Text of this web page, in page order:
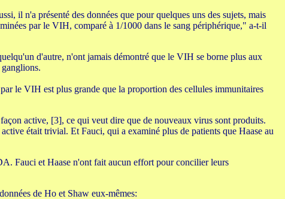
il n'a présenté des données que pour quelques uns des sujets, mais
par le VIH, comparé à 1/1000 dans le sang périphérique," a-t-il
d'autre, n'ont jamais démontré que le VIH se borne plus aux
le VIH est plus grande que la proportion des cellules immunitaires
active, [3], ce qui veut dire que de nouveaux virus sont produits.
était trivial. Et Fauci, qui a examiné plus de patients que Haase au
Fauci et Haase n'ont fait aucun effort pour concilier leurs
de Ho et Shaw eux-mêmes: